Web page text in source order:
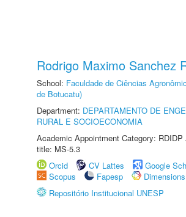
Rodrigo Maximo Sanchez
School: Faculdade de Ciências
de Botucatu)
Department: DEPARTAMENTO DE
RURAL E SOCIOECONOMIA
Academic Appointment Category: RDIDP
title: MS-5.3
Orcid
CV Lattes
Google
Scopus
Fapesp
Dimensions
Repositório Institucional UNESP